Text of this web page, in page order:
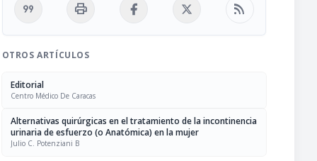
format_quote print rss_feed
OTROS ARTÍCULOS
Editorial
Centro Médico De Caracas
Alternativas quirúrgicas en el tratamiento de la incontinencia
urinaria de esfuerzo (o Anatómica) en la mujer
Julio C. Potenziani B